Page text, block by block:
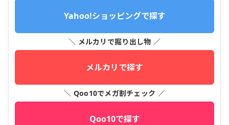
Yahoo!ショッピングで探す
＼ メルカリで掘り出し物 ／
メルカリで探す
＼ Qoo10でメガ割チェック ／
Qoo10で探す